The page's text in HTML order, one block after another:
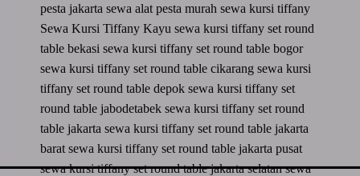
pesta jakartasewa alat pesta murahsewa kursi tiffany
Sewa Kursi Tiffany Kayusewa kursi tiffany set round
table bekasisewa kursi tiffany set round table bogor
sewa kursi tiffany set round table cikarangsewa kursi
tiffany set round table depoksewa kursi tiffany set
round table jabodetabeksewa kursi tiffany set round
table jakartasewa kursi tiffany set round table jakarta
baratsewa kursi tiffany set round table jakarta pusat
sewa kursi tiffany set round table jakarta selatansewa